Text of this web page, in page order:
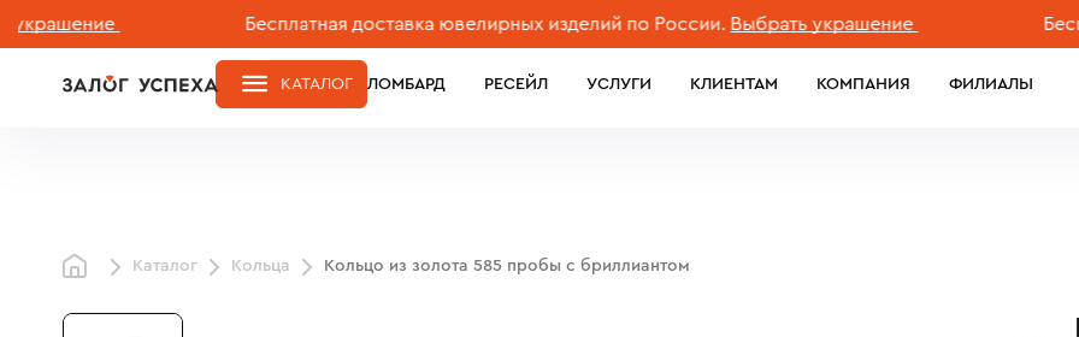
Бесплатная доставка ювелирных изделий по России. Выбрать украшение
ЛОМБАРД РЕСЕЙЛ УСЛУГИ КЛИЕНТАМ КОМПАНИЯ ФИЛИАЛЫ
КАТАЛОГ
Каталог Кольца Кольцо из золота 585 пробы с бриллиантом